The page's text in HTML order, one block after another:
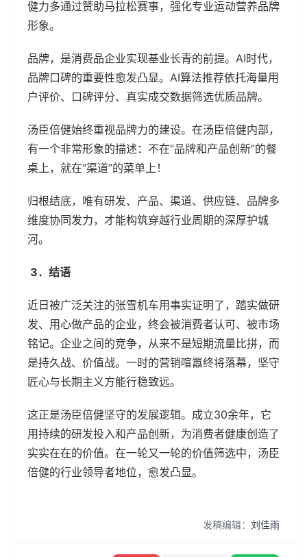
健力多通过赞助马拉松赛事，强化专业运动营养品牌
形象。
品牌，是消费品企业实现基业长青的前提。AI时代，
品牌口碑的重要性愈发凸显。AI算法推荐依托海量用
户评价、口碑评分、真实成交数据筛选优质品牌。
汤臣倍健始终重视品牌力的建设。在汤臣倍健内部，
有一个非常形象的描述：不在“品牌和产品创新”的餐
桌上，就在“渠道”的菜单上！
归根结底，唯有研发、产品、渠道、供应链、品牌多
维度协同发力，才能构筑穿越行业周期的深厚护城
河。
3．结语
近日被广泛关注的张雪机车用事实证明了，踏实做研
发、用心做产品的企业，终会被消费者认可、被市场
铭记。企业之间的竞争，从来不是短期流量比拼，而
是持久战、价值战。一时的营销喧嚣终将落幕，坚守
匠心与长期主义方能行稳致远。
这正是汤臣倍健坚守的发展逻辑。成立30余年，它
用持续的研发投入和产品创新，为消费者健康创造了
实实在在的价值。在一轮又一轮的价值筛选中，汤臣
倍健的行业领导者地位，愈发凸显。
发稿编辑： 刘佳雨